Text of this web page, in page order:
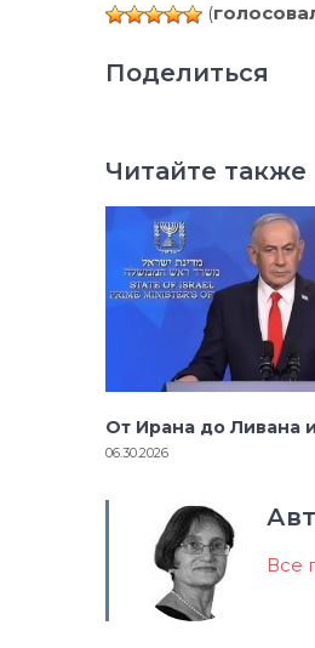
(
Поделиться
Читайте также
От Ирана до Ливана
06.30.2026
Все